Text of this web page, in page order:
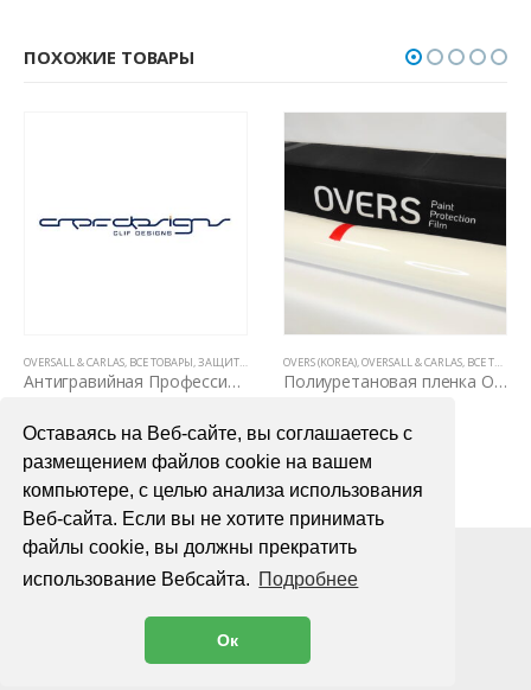
Оставаясь на Веб-сайте, вы соглашаетесь с
размещением файлов cookie на вашем
компьютере, с целью анализа использования
Веб-сайта. Если вы не хотите принимать
файлы cookie, вы должны прекратить
использование Вебсайта. Подробнее
Ок
ПОХОЖИЕ ТОВАРЫ
НА КУЗОВЕ)
ПОЛИУРЕТАНОВЫЕ ПЛЕНКИ PPF (5 ЛЕТ, НЕ ВИДНЫ НА КУЗОВЕ)ПОЛИУРЕТАНОВЫЕ ПЛЕНКИ PPF (5 ЛЕТ, НЕ
OVERSALL & CARLAS, ВСЕ ТОВАРЫ,ЗАЩИТНЫЕ АНТИГРАВИЙНЫЕ ПЛЕНКИ ДЛЯ АВТОМОБИЛЯ
Антигравийная Профессиональная пленка Clifdesigns ELITE PPF 1,52х15м
В КОРЗИНУ
OVERS (KOREA),OVERSALL & CARLAS, ВСЕ ТОВАРЫ
Полиуретановая пленка Overs Gloss PPF ST190 мкр. 1,52 х 1пог.м
В КОРЗИНУ